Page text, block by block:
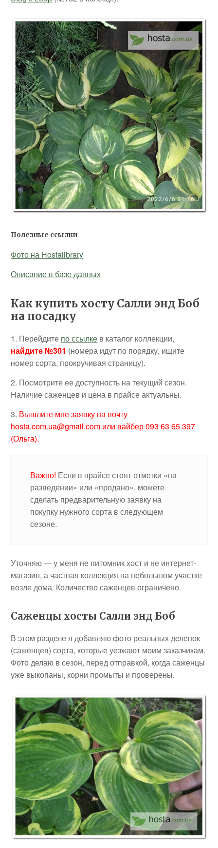
Полезные ссылки
Фото на Hostalibrary
Описание в базе данных
Как купить хосту Салли энд Боб
на посадку
1. Перейдите по ссылке в каталог коллекции,
найдите №301 (номера идут по порядку, ищите
номер сорта, прокручивая страницу).
2. Посмотрите ее доступность на текущий сезон.
Наличие саженцев и цена в прайсе актуальны.
3. Вышлите мне заявку на почту
hosta.com.ua@gmail.com или вайбер 093 63 65 397
(Ольга).
Важно! Если в прайсе стоят отметки «на
разведении» или «продано», можете
сделать предварительную заявку на
покупку нужного сорта в следующем
сезоне.
Уточняю — у меня не питомник хост и не интернет-
магазин, а частная коллекция на небольшом участке
возле дома. Количество саженцев ограничено.
Саженцы хосты Салли энд Боб
В этом разделе я добавляю фото реальных деленок
(саженцев) сорта, которые уезжают моим заказчикам.
Фото делаю в сезон, перед отправкой, когда саженцы
уже выкопаны, корни промыты и проверены.